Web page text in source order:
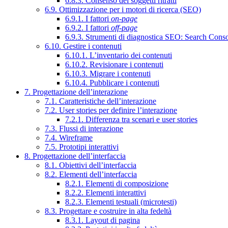
6.9. Ottimizzazione per i motori di ricerca (SEO)
6.9.1. I fattori on-page
6.9.2. I fattori off-page
6.9.3. Strumenti di diagnostica SEO: Search
6.10. Gestire i contenuti
6.10.1. L’inventario dei contenuti
6.10.2. Revisionare i contenuti
6.10.3. Migrare i contenuti
6.10.4. Pubblicare i contenuti
7. Progettazione dell’interazione
7.1. Caratteristiche dell’interazione
7.2. User stories per definire l’interazione
7.2.1. Differenza tra scenari e user stories
7.3. Flussi di interazione
7.4. Wireframe
7.5. Prototipi interattivi
8. Progettazione dell’interfaccia
8.1. Obiettivi dell’interfaccia
8.2. Elementi dell’interfaccia
8.2.1. Elementi di composizione
8.2.2. Elementi interattivi
8.2.3. Elementi testuali (microtesti)
8.3. Progettare e costruire in alta fedeltà
8.3.1. Layout di pagina